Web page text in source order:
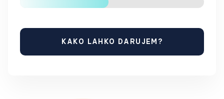
KAKO LAHKO DARUJEM?